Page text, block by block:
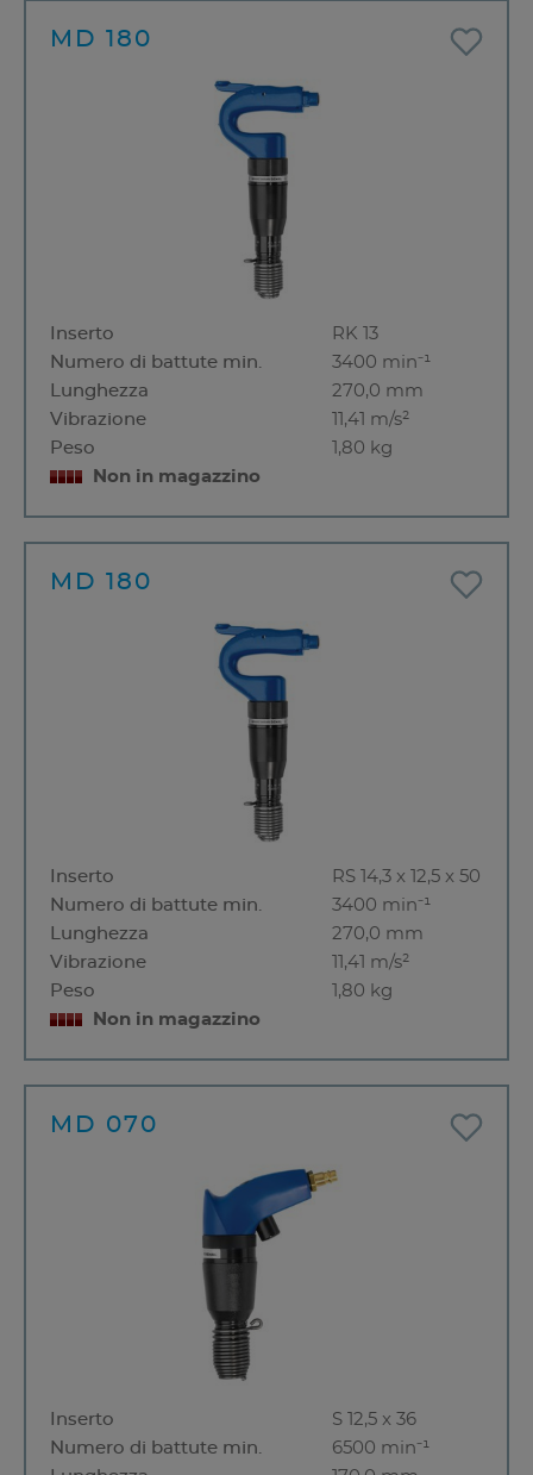
MD 180
Inserto
RK 13
Numero di battute min.
3400 min⁻¹
Lunghezza
270,0 mm
Vibrazione
11,41 m/s²
Peso
1,80 kg
Non in magazzino
MD 180
Inserto
RS 14,3 x 12,5 x 50
Numero di battute min.
3400 min⁻¹
Lunghezza
270,0 mm
Vibrazione
11,41 m/s²
Peso
1,80 kg
Non in magazzino
MD 070
Inserto
S 12,5 x 36
Numero di battute min.
6500 min⁻¹